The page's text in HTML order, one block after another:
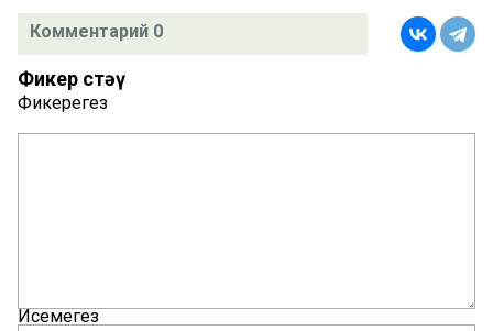
Комментарий 0
Фикер өстәү
Фикерегез
Исемегез